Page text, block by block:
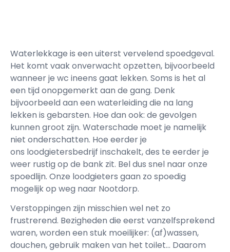
Waterlekkage is een uiterst vervelend spoedgeval.
Het komt vaak onverwacht opzetten, bijvoorbeeld
wanneer je wc ineens gaat lekken. Soms is het al
een tijd onopgemerkt aan de gang. Denk
bijvoorbeeld aan een waterleiding die na lang
lekken is gebarsten. Hoe dan ook: de gevolgen
kunnen groot zijn. Waterschade moet je namelijk
niet onderschatten. Hoe eerder je
ons loodgietersbedrijf inschakelt, des te eerder je
weer rustig op de bank zit. Bel dus snel naar onze
spoedlijn. Onze loodgieters gaan zo spoedig
mogelijk op weg naar Nootdorp.
Verstoppingen zijn misschien wel net zo
frustrerend. Bezigheden die eerst vanzelfsprekend
waren, worden een stuk moeilijker: (af)wassen,
douchen, gebruik maken van het toilet… Daarom